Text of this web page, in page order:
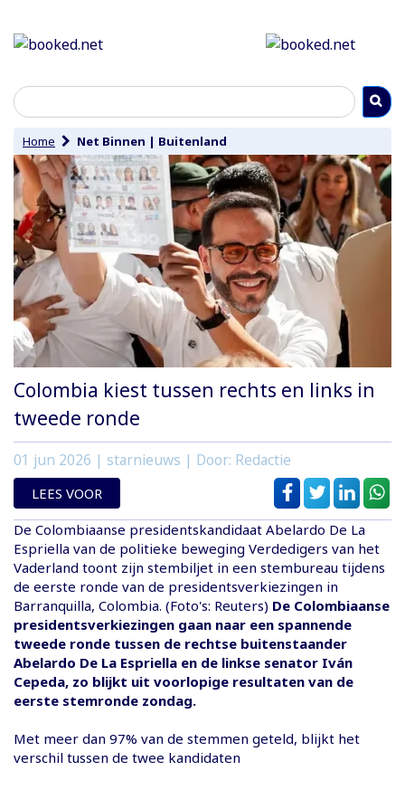
Home Net Binnen | Buitenland
Colombia kiest tussen rechts en links in
tweede ronde
01 jun 2026 | starnieuws | Door: Redactie
LEES VOOR
De Colombiaanse presidentskandidaat Abelardo De La
Espriella van de politieke beweging Verdedigers van het
Vaderland toont zijn stembiljet in een stembureau tijdens
de eerste ronde van de presidentsverkiezingen in
Barranquilla, Colombia. (Foto's: Reuters) De Colombiaanse
presidentsverkiezingen gaan naar een spannende
tweede ronde tussen de rechtse buitenstaander
Abelardo De La Espriella en de linkse senator Iván
Cepeda, zo blijkt uit voorlopige resultaten van de
eerste stemronde zondag.
Met meer dan 97% van de stemmen geteld, blijkt het
verschil tussen de twee kandidaten